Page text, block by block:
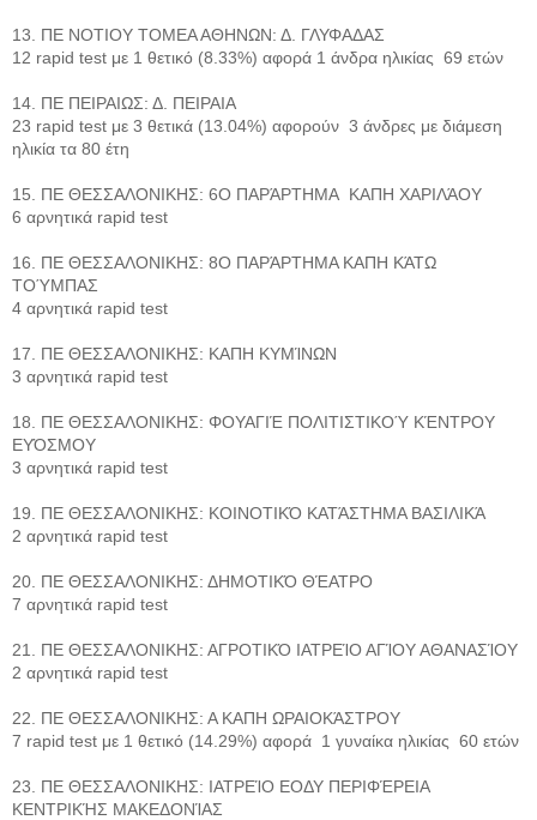
13. ΠΕ ΝΟΤΙΟΥ ΤΟΜΕΑ ΑΘΗΝΩΝ: Δ. ΓΛΥΦΑΔΑΣ
12 rapid test με 1 θετικό (8.33%) αφορά 1 άνδρα ηλικίας 69 ετών
14. ΠΕ ΠΕΙΡΑΙΩΣ: Δ. ΠΕΙΡΑΙΑ
23 rapid test με 3 θετικά (13.04%) αφορούν 3 άνδρες με διάμεση
ηλικία τα 80 έτη
15. ΠΕ ΘΕΣΣΑΛΟΝΙΚΗΣ: 6Ο ΠΑΡΆΡΤΗΜΑ ΚΑΠΗ ΧΑΡΙΛΆΟΥ
6 αρνητικά rapid test
16. ΠΕ ΘΕΣΣΑΛΟΝΙΚΗΣ: 8Ο ΠΑΡΆΡΤΗΜΑ ΚΑΠΗ ΚΆΤΩ
ΤΟΎΜΠΑΣ
4 αρνητικά rapid test
17. ΠΕ ΘΕΣΣΑΛΟΝΙΚΗΣ: ΚΑΠΗ ΚΥΜΊΝΩΝ
3 αρνητικά rapid test
18. ΠΕ ΘΕΣΣΑΛΟΝΙΚΗΣ: ΦΟΥΑΓΙΈ ΠΟΛΙΤΙΣΤΙΚΟΎ ΚΈΝΤΡΟΥ
ΕΥΌΣΜΟΥ
3 αρνητικά rapid test
19. ΠΕ ΘΕΣΣΑΛΟΝΙΚΗΣ: ΚΟΙΝΟΤΙΚΌ ΚΑΤΆΣΤΗΜΑ ΒΑΣΙΛΙΚΆ
2 αρνητικά rapid test
20. ΠΕ ΘΕΣΣΑΛΟΝΙΚΗΣ: ΔΗΜΟΤΙΚΌ ΘΈΑΤΡΟ
7 αρνητικά rapid test
21. ΠΕ ΘΕΣΣΑΛΟΝΙΚΗΣ: ΑΓΡΟΤΙΚΌ ΙΑΤΡΕΊΟ ΑΓΊΟΥ ΑΘΑΝΑΣΊΟΥ
2 αρνητικά rapid test
22. ΠΕ ΘΕΣΣΑΛΟΝΙΚΗΣ: Α ΚΑΠΗ ΩΡΑΙΟΚΆΣΤΡΟΥ
7 rapid test με 1 θετικό (14.29%) αφορά 1 γυναίκα ηλικίας 60 ετών
23. ΠΕ ΘΕΣΣΑΛΟΝΙΚΗΣ: ΙΑΤΡΕΊΟ ΕΟΔΥ ΠΕΡΙΦΈΡΕΙΑ
ΚΕΝΤΡΙΚΉΣ ΜΑΚΕΔΟΝΊΑΣ